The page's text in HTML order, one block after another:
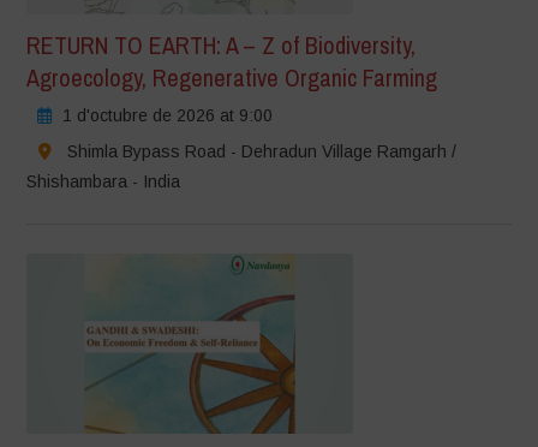
RETURN TO EARTH: A – Z of Biodiversity,
Agroecology, Regenerative Organic Farming
1 d'octubre de 2026 at 9:00
Shimla Bypass Road - Dehradun Village Ramgarh /
Shishambara - India